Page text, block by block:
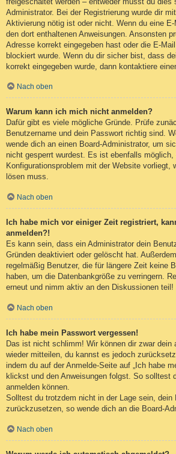
Administrator. Bei der Registrierung wurde dir
Aktivierung nötig ist oder nicht. Wenn du eine
den dort enthaltenen Anweisungen. Ansonsten
Adresse korrekt eingegeben hast oder die E-
blockiert wurde. Wenn du dir sicher bist, dass
korrekt eingegeben wurde, dann kontaktiere
Nach oben
Warum kann ich mich nicht anmelden?
Dafür gibt es viele mögliche Gründe. Prüfe
Benutzername und dein Passwort richtig sind.
wende dich an einen Board-Administrator, um
nicht gesperrt wurdest. Es ist ebenfalls möglich,
Konfigurationsproblem mit der Website vorliegt,
lösen muss.
Nach oben
Ich habe mich vor einiger Zeit registriert,
anmelden?!
Es kann sein, dass ein Administrator dein
Gründen deaktiviert oder gelöscht hat.
regelmäßig Benutzer, die für längere Zeit keine
haben, um die Datenbankgröße zu verringern.
erneut und nimm aktiv an den Diskussionen teil!
Nach oben
Ich habe mein Passwort vergessen!
Das ist nicht schlimm! Wir können dir zwar dein
wieder mitteilen, du kannst es jedoch
indem du auf der Anmelde-Seite auf „Ich habe
klickst und den Anweisungen folgst. So solltest
anmelden können.
Solltest du trotzdem nicht in der Lage sein, dein
zurückzusetzen, so wende dich an die Board-
Nach oben